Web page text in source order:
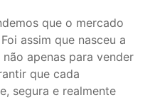
que o mercado
assim que nasceu a
apenas para vender
que cada
segura e realmente